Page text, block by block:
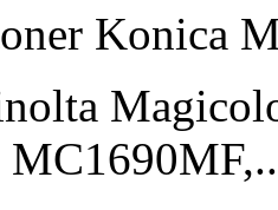
toner Konica